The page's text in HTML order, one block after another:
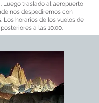
Luego traslado al aeropuerto
nos despediremos con
Los horarios de los vuelos de
a las 10:00.